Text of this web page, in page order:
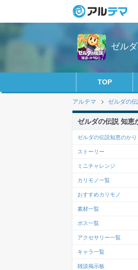
ゼル
TOP
アルテマ ゼルダの
ゼルダの伝説 知恵
ゼルダの伝説知恵のか
ストーリー
ミニチャレンジ
カリモノ一覧
おすすめカリモノ
素材一覧
ボス一覧
アクセサリー一覧
キャラ一覧
雑談掲示板